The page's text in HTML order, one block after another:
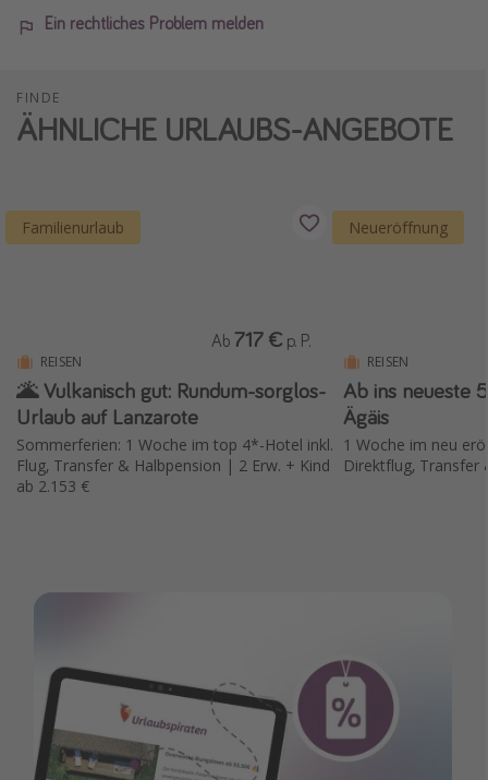
Ein rechtliches Problem melden
FINDE
ÄHNLICHE URLAUBS-ANGEBOTE
Familienurlaub
REISEN
🌋 Vulkanisch gut: Rundum-sorglos-
Urlaub auf Lanzarote
Sommerferien: 1 Woche im top 4*-Hotel inkl.
Flug, Transfer & Halbpension | 2 Erw. + Kind
ab 2.153 €
Ab 717 € p. P.
Neueröffnung
REISEN
Ab ins neueste
Ägäis
1 Woche im neu
Direktflug, Transfer